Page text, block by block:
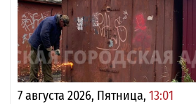
7 августа 2026, Пятница, 13:01